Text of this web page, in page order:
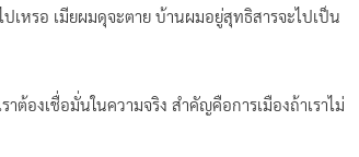
เหรอ เมียผมดุจะตาย บ้านผมอยู่สุทธิสารจะไปเป็น
ต้องเชื่อมั่นในความจริง สำคัญคือการเมืองถ้าเราไม่